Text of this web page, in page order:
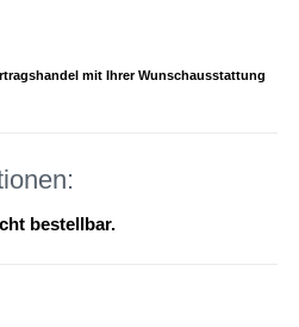
mit Ihrer Wunschausstattung
bestellbar.